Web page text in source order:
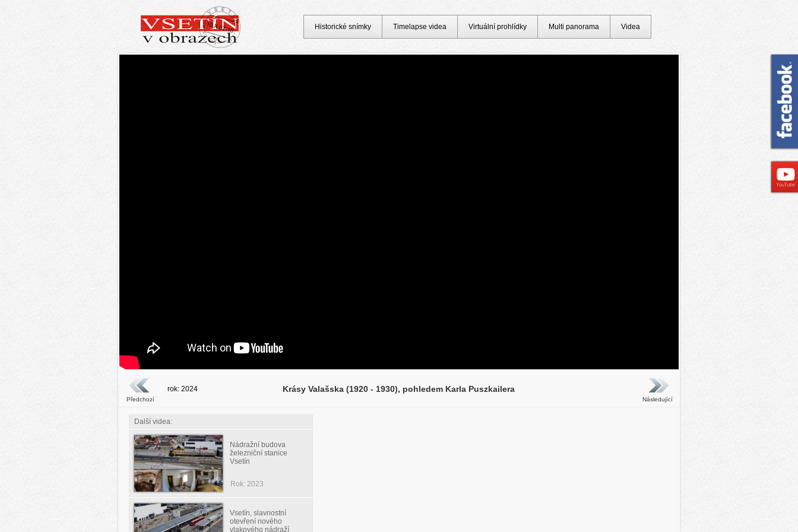
Předchozí
rok: 2024 Krásy Valašska (1920 - 1930), pohledem Karla Puszkailera
Následující
Další videa:
Nádražní budova
železniční stanice
Vsetín
Rok: 2023
Vsetín, slavnostní
otevření nového
vlakového nádraží
Historické snímky Timelapse videa Virtuální prohlídky Multi panorama Videa